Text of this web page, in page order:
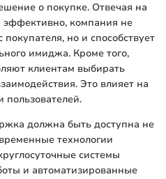
о покупке. Отвечая на
эффективно, компания не
но и способствует
имиджа. Кроме того,
клиентам выбирать
Это влияет на
пользователей.
должна быть доступна не
технологии
системы
и автоматизированные